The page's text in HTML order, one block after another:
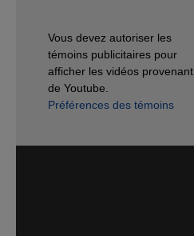
Vous devez autoriser les
témoins publicitaires pour
afficher les vidéos provenant
de Youtube.
Préférences des témoins